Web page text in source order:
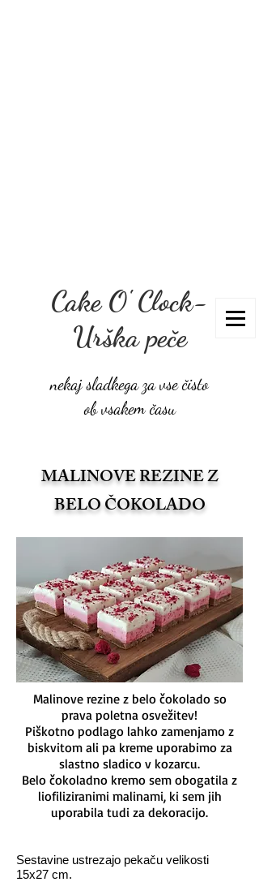
Cake O' Clock-
Urška peče
nekaj sladkega za vse čisto
ob vsakem času
MALINOVE REZINE Z
BELO ČOKOLADO
Malinove rezine z belo čokolado so
prava poletna osvežitev!
Piškotno podlago lahko zamenjamo z
biskvitom ali pa kreme uporabimo za
slastno sladico v kozarcu.
Belo čokoladno kremo sem obogatila z
liofiliziranimi malinami, ki sem jih
uporabila tudi za dekoracijo.
Sestavine ustrezajo pekaču velikosti
15x27 cm.